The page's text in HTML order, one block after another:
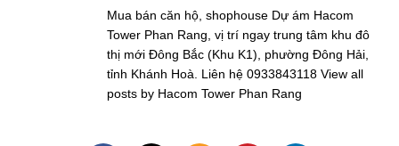
Mua bán căn hộ, shophouse Dự ám Hacom
Tower Phan Rang, vị trí ngay trung tâm khu đô
thị mới Đông Bắc (Khu K1), phường Đông Hải,
tỉnh Khánh Hoà. Liên hệ 0933843118 View all
posts by Hacom Tower Phan Rang